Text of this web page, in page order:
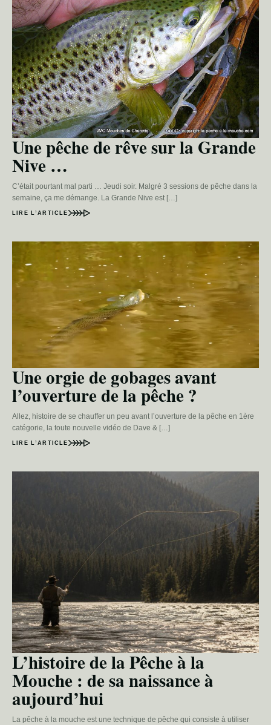
Une pêche de rêve sur la Grande
Nive …
C’était pourtant mal parti … Jeudi soir. Malgré 3 sessions de pêche dans la
semaine, ça me démange. La Grande Nive est […]
LIRE L’ARTICLE
Une orgie de gobages avant
l’ouverture de la pêche ?
Allez, histoire de se chauffer un peu avant l’ouverture de la pêche en 1ère
catégorie, la toute nouvelle vidéo de Dave & […]
LIRE L’ARTICLE
L’histoire de la Pêche à la
Mouche : de sa naissance à
aujourd’hui
La pêche à la mouche est une technique de pêche qui consiste à utiliser